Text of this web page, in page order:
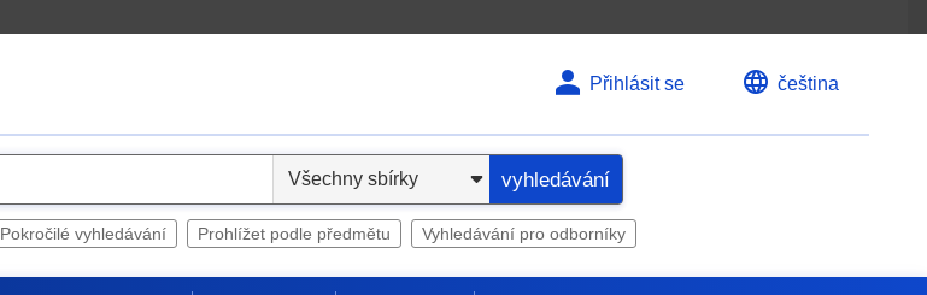
Přihlásit se čeština
vyhledávání
Pokročilé vyhledávání Prohlížet podle předmětu Vyhledávání pro odborníky